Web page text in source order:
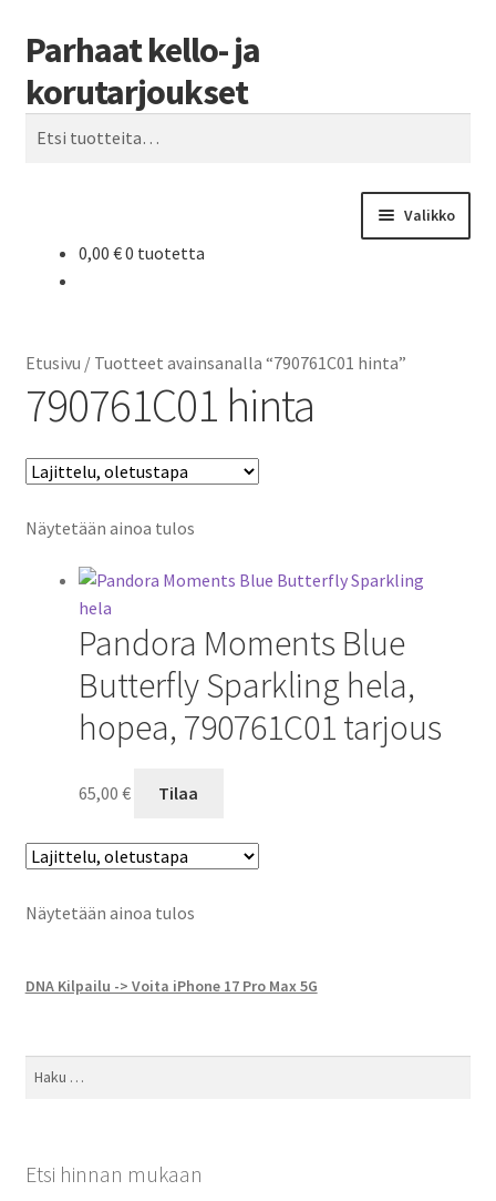
Siirry
navigointiin
Siirry
sisältöön
Parhaat kello- ja
korutarjoukset
Haku
Valikko
0,00 €0 tuotetta
Etusivu / Tuotteet avainsanalla “790761C01 hinta”
790761C01 hinta
Näytetään ainoa tulos
Pandora Moments Blue
Butterfly Sparkling hela,
hopea, 790761C01 tarjous
65,00 € Tilaa
Näytetään ainoa tulos
DNA Kilpailu -> Voita iPhone 17 Pro Max 5G
Haku:
Etsi hinnan mukaan